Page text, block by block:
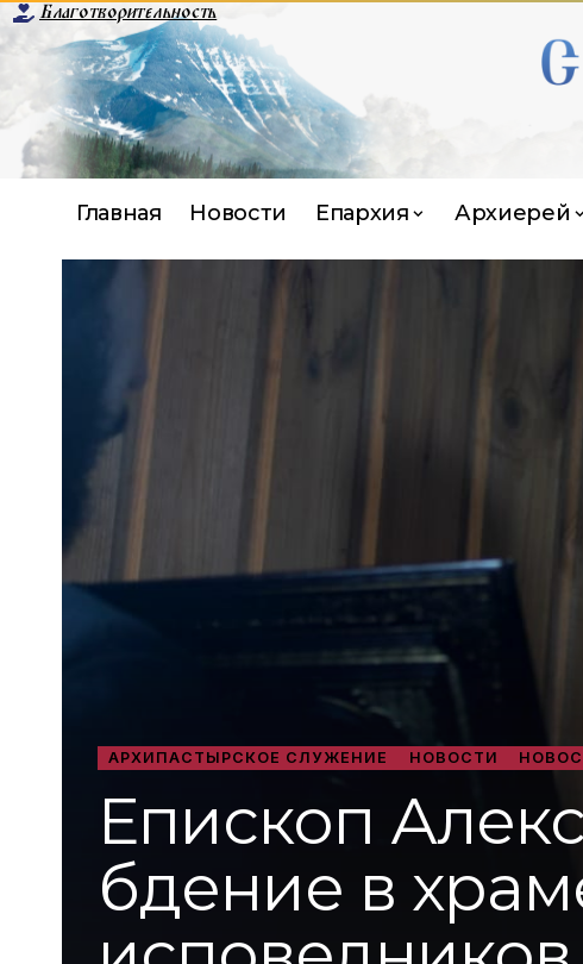
Благотворительность
Главная Новости Епархия Архиерей
АРХИПАСТЫРСКОЕ СЛУЖЕНИЕ НОВОСТИ
Епископ
бдение в